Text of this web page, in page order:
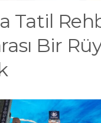
Tatil
Bir